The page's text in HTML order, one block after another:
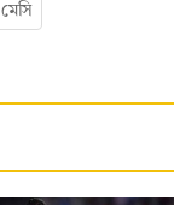
মেসি